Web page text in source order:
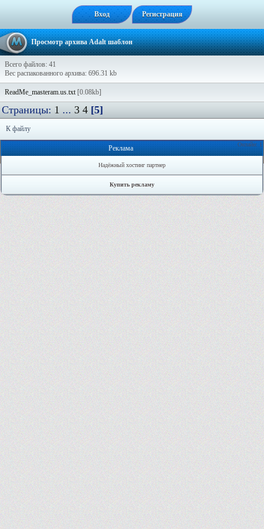
Вход Регистрация
Просмотр архива Adalt шаблон
Всего файлов: 41
Вес распакованного архива: 696.31 kb
ReadMe_masteram.us.txt[0.08kb]
Страницы: 1 ... 3 4 [5]
К файлу
Онлайн: 1
Реклама
Надёжный хостинг партнер
Купить рекламу